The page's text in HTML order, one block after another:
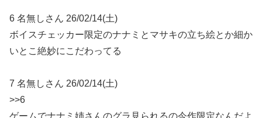
6 名無しさん 26/02/14(土)
ボイスチェッカー限定のナナミとマサキの立ち絵とか細か
いとこ絶妙にこだわってる
7 名無しさん 26/02/14(土)
>>6